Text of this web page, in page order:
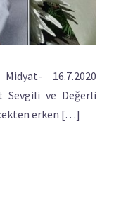
16.7.2020
Sevgili ve Değerli
erken […]